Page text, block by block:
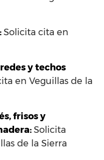
Solicita cita en
y techos
en Veguillas de la
frisos y
Solicita
de la Sierra